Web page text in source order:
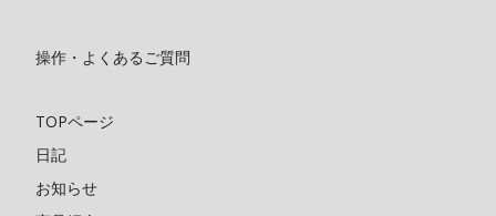
操作・よくあるご質問
TOPページ
日記
お知らせ